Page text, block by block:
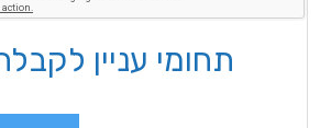
תחומי עניין לקבלת דיוור